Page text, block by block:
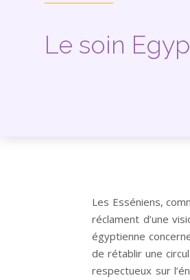
Le soin
Les Esséniens,
réclament d’une
égyptienne
de rétablir une
respectueux sur